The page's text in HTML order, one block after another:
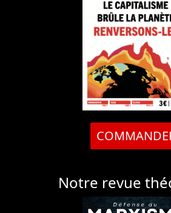
Notre revue